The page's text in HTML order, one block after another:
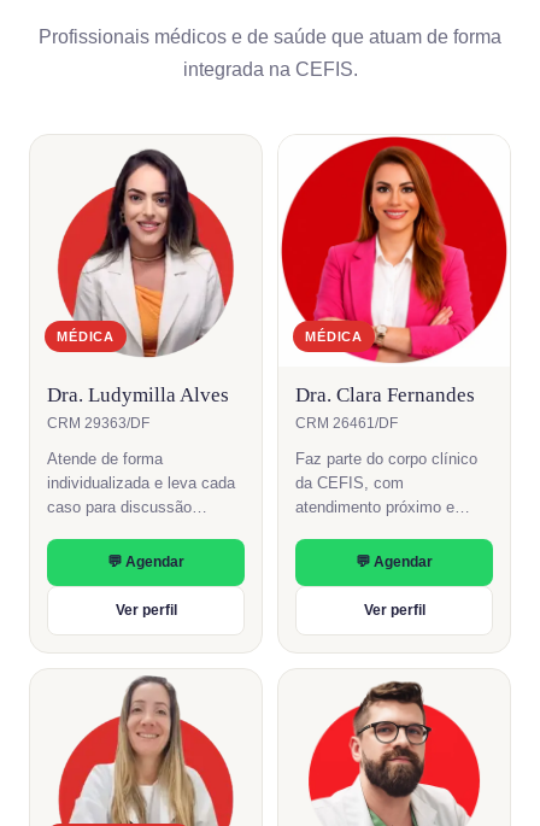
Profissionais médicos e de saúde que atuam de forma
integrada na CEFIS.
MÉDICA
Dra. Ludymilla Alves
CRM 29363/DF
Atende de forma
individualizada e leva cada
caso para discussão
multidisciplinar, para um
cuidado coordenado do
começo ao fim.
💬 Agendar
Ver perfil
MÉDICA
Dra. Clara Fernandes
CRM 26461/DF
Faz parte do corpo clínico
da CEFIS, com
atendimento próximo e
diálogo com cada pessoa.
💬 Agendar
Ver perfil